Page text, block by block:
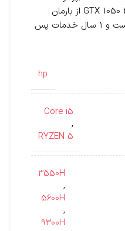
رم 16 حافظه 256 وگرافیکGTX 1050 3GB از بارمان
استوک،همراه با 7 روز مهلت تست و 1 سال خدمات پس
hp
Core i5
,
RYZEN 5
3550H
,
5600H
,
9300H